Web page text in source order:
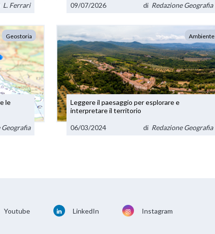
L. Ferrari 09/07/2026 di Redazione Geografia
Geostoria
le
Geografia
Ambiente
Leggere il paesaggio per esplorare e
interpretare il territorio
06/03/2024 di Redazione Geografia
Youtube LinkedIn Instagram